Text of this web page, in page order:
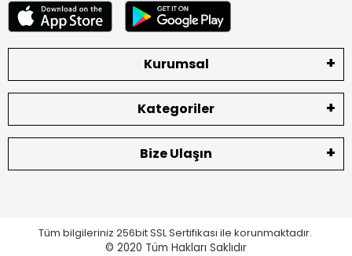
Kurumsal
Kategoriler
Bize Ulaşın
Tüm bilgileriniz 256bit SSL Sertifikası ile korunmaktadır.
© 2020 Tüm Hakları Saklıdır